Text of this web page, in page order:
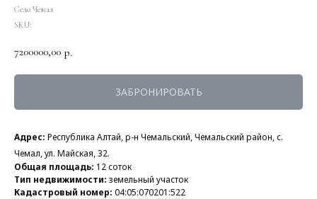
Село Чемал
SKU:
7200000,00 р.
ЗАБРОНИРОВАТЬ
Адрес: Республика Алтай, р-н Чемальский, Чемальский район, с.
Чемал, ул. Майская, 32.
Общая площадь: 12соток
Тип недвижимости: земельный участок
Кадастровый номер: 04:05:070201:522